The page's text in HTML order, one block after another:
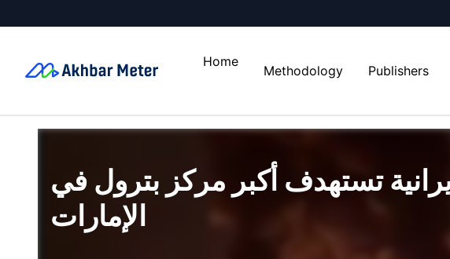
Home
Methodology Publishers
تستهدف أكبر مركز بترول في
الإمارات